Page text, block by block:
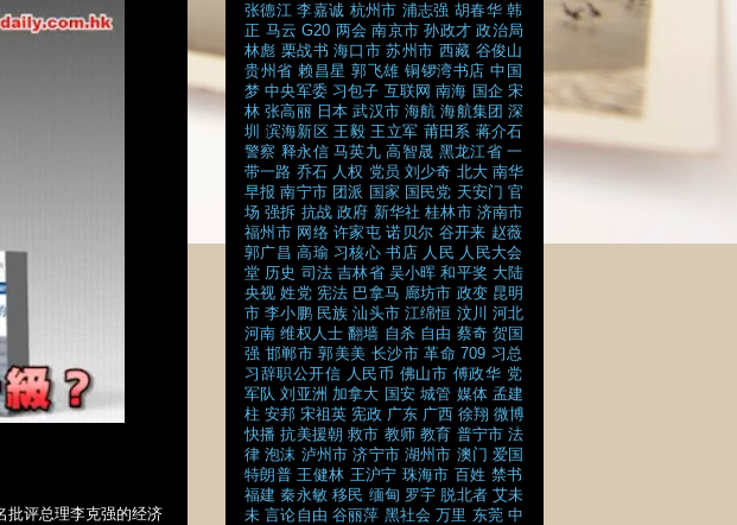
批评总理李克强的经济
张德江 李嘉诚 杭州市 浦志强 胡春华 韩
正 马云 G20 两会 南京市 孙政才 政治局
林彪 栗战书 海口市 苏州市 西藏 谷俊山
贵州省 赖昌星 郭飞雄 铜锣湾书店 中国
梦 中央军委 习包子 互联网 南海 国企 宋
林 张高丽 日本 武汉市 海航 海航集团 深
圳
滨海新区 王毅 王立军 莆田系 蒋介石
警察 释永信 马英九 高智晟 黑龙江省 一
带一路 乔石 人权 党员 刘少奇 北大 南华
早报 南宁市 团派 国家 国民党 天安门 官
场 强拆 抗战 政府 新华社 桂林市 济南市
福州市 网络 许家屯 诺贝尔 谷开来 赵薇
郭广昌 高瑜 习核心 书店 人民 人民大会
堂 历史 司法 吉林省 吴小晖 和平奖 大陆
央视 姓党 宪法 巴拿马 廊坊市 政变 昆明
市 李小鹏 民族 汕头市 江绵恒 汶川
河北
河南 维权人士 翻墙 自杀 自由 蔡奇 贺国
强 邯郸市 郭美美 长沙市 革命 709 习总
习辞职公开信 人民币 佛山市 傅政华 党
军队 刘亚洲 加拿大 国安 城管 媒体 孟建
柱 安邦 宋祖英 宪政 广东 广西 徐翔 微博
快播 抗美援朝 救市 教师 教育 普宁市 法
律 泡沫 泸州市 济宁市 湖州市 澳门 爱国
特朗普 王健林 王沪宁 珠海市 百姓 禁书
福建 秦永敏 移民 缅甸 罗宇 脱北者 艾未
未 言论自由 谷丽萍 黑社会 万里 东莞 中